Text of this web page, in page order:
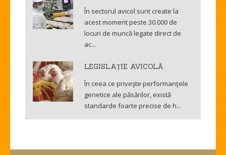
În sectorul avicol sunt create la
acest moment peste 30.000 de
locuri de muncă legate direct de
ac...
LEGISLAȚIE AVICOLĂ
În ceea ce priveşte performanţele
genetice ale păsărilor, există
standarde foarte precise de h...